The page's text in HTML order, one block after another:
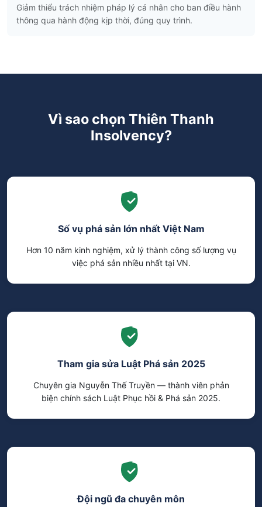
Giảm thiểu trách nhiệm pháp lý cá nhân cho ban điều hành
thông qua hành động kịp thời, đúng quy trình.
Vì sao chọn Thiên Thanh
Insolvency?
Số vụ phá sản lớn nhất Việt Nam
Hơn 10 năm kinh nghiệm, xử lý thành công số lượng vụ
việc phá sản nhiều nhất tại VN.
Tham gia sửa Luật Phá sản 2025
Chuyên gia Nguyễn Thế Truyền — thành viên phản
biện chính sách Luật Phục hồi & Phá sản 2025.
Đội ngũ đa chuyên môn